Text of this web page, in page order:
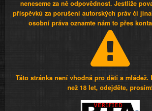
neneseme za ně odpovědnost. Jestliže
příspěvků za porušení autorských práv či
osobní práva oznamte nám to přes
Táto stránka není vhodná pro děti a mládež.
než 18 let, odejděte, prosím!